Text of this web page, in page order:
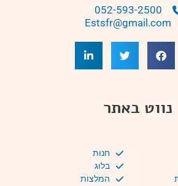
052-593-2500
Estsfr@gmail.com
נווט באתר
חנות
בלוג
המלצות